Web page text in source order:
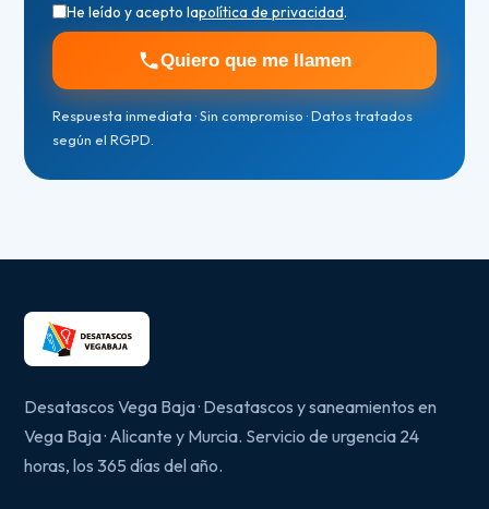
He leído y acepto lapolítica de privacidad.
Quiero que me llamen
Respuesta inmediata · Sin compromiso · Datos tratados
según el RGPD.
Desatascos Vega Baja · Desatascos y saneamientos en
Vega Baja · Alicante y Murcia. Servicio de urgencia 24
horas, los 365 días del año.